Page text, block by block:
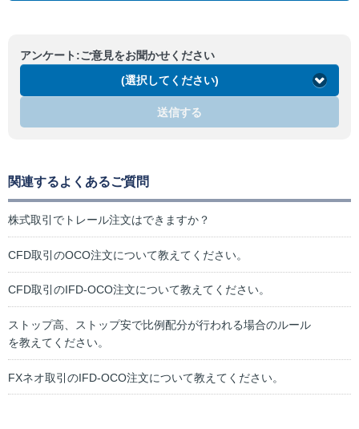
アンケート:ご意見をお聞かせください
(選択してください)
送信する
関連するよくあるご質問
株式取引でトレール注文はできますか？
CFD取引のOCO注文について教えてください。
CFD取引のIFD-OCO注文について教えてください。
ストップ高、ストップ安で比例配分が行われる場合のルール
を教えてください。
FXネオ取引のIFD-OCO注文について教えてください。